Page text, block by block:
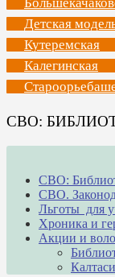
Детская
Кутеремская
Калегинская
СВО:
СВО:
СВО.
Льготы для
Хроника и
Акции и